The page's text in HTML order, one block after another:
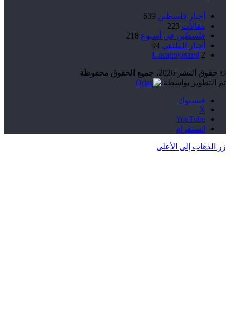
أخبار فلسطين 639
مقالات 223
فلسطين في أسبوع 218
أخبار الملتقى 94
Uncategorized 2
© حقوق النشر 2026، جميع الحقوق محفوظة
تم التطوير بواسطة
فيسبوك
‫X
‫YouTube
انستقرام
زر الذهاب إلى الأعلى